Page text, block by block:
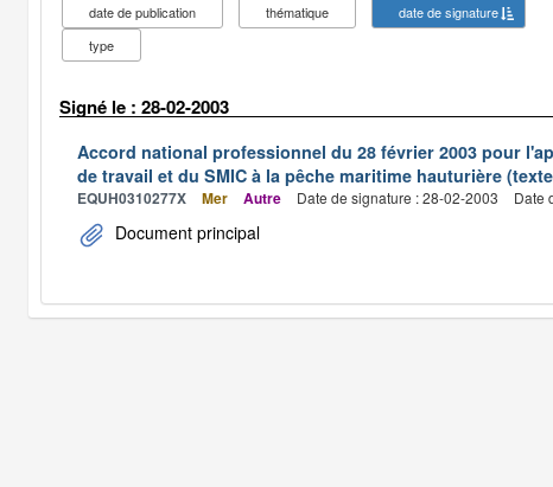
date de publication thématique
date de signature
type
Signé le : 28-02-2003
Accord national professionnel du 28 février 2003 pour
de travail et du SMIC à la pêche maritime hauturière
EQUH0310277X Mer Autre Date de signature : 28-02-2003 Date
Document principal